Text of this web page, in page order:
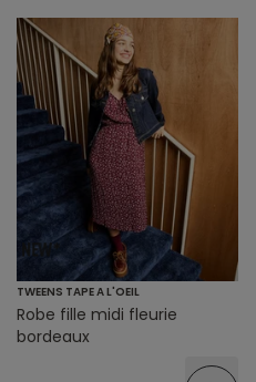
TWEENS TAPE A L'OEIL
Robe fille midi fleurie
bordeaux